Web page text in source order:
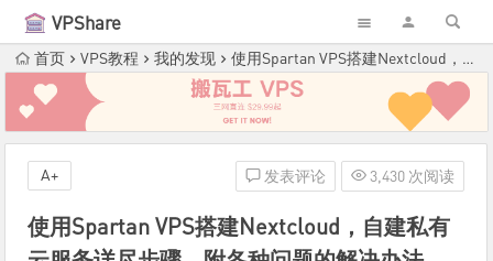
VPShare
首页 VPS教程 我的发现 使用Spartan VPS搭建Nextcloud，自建私有云服务详尽步骤，附各种问题的解决办法
使用Spartan VPS搭建Nextcloud，自建私有
发表评论 3,430 次阅读
A+